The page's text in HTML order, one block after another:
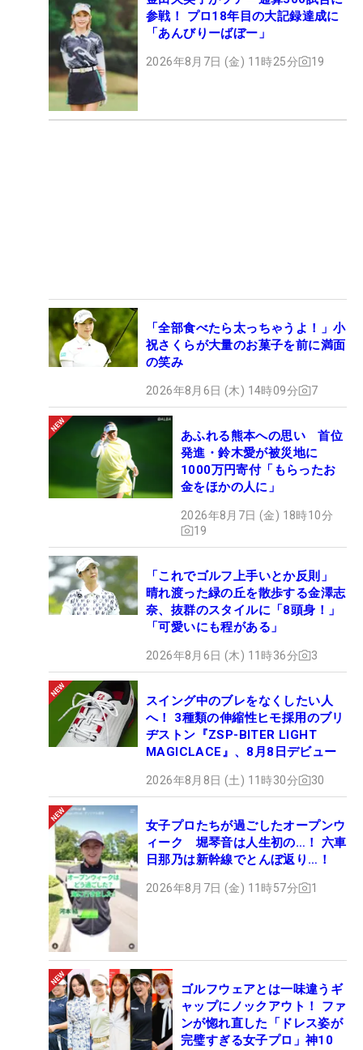
参戦！ プロ18年目の大記録達成に
「あんびりーばぼー」
2026年8月7日 (金) 11時25分 19
「全部食べたら太っちゃうよ！」小
祝さくらが大量のお菓子を前に満面
の笑み
2026年8月6日 (木) 14時09分 7
あふれる熊本への思い 首位
発進・鈴木愛が被災地に
1000万円寄付「もらったお
金をほかの人に」
2026年8月7日 (金) 18時10分
19
「これでゴルフ上手いとか反則」
晴れ渡った緑の丘を散歩する金澤志
奈、抜群のスタイルに「8頭身！」
「可愛いにも程がある」
2026年8月6日 (木) 11時36分 3
スイング中のブレをなくしたい人
へ！ 3種類の伸縮性ヒモ採用のブリ
ヂストン『ZSP-BITER LIGHT
MAGICLACE』、8月8日デビュー
2026年8月8日 (土) 11時30分 30
女子プロたちが過ごしたオープンウ
ィーク 堀琴音は人生初の…！ 六車
日那乃は新幹線でとんぼ返り…！
2026年8月7日 (金) 11時57分 1
ゴルフウェアとは一味違うギ
ャップにノックアウト！ ファ
ンが惚れ直した「ドレス姿が
完璧すぎる女子プロ」神10